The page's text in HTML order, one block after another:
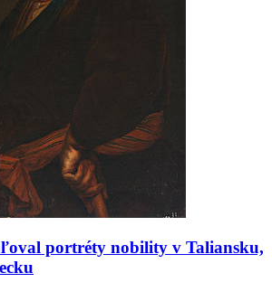
portréty nobility v Taliansku,